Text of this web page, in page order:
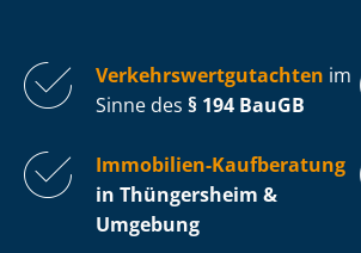
Ver­kehrs­wert­gut­ach­ten im
Sinne des § 194 BauGB
Immobilien-Kaufberatung
in Thüngersheim &
Umgebung